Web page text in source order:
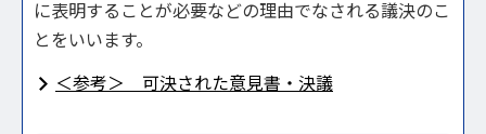
に表明することが必要などの理由でなされる議決のこ
とをいいます。
＜参考＞ 可決された意見書・決議